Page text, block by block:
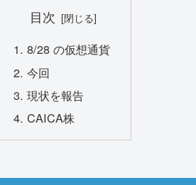
目次
8/28 の仮想通貨
今回
現状を報告
CAICA株